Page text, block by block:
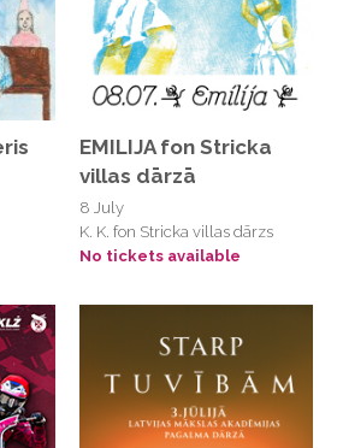
luteriskā baznīca
luteriskā baznīca
"Berģi"
“Siguldas devons"
"Wiktorija"
"Wiktorija"
Wiktorija
WIKTORIJA
Wiktorija
EMILIJA fon Stricka
villas dārzā
8 July
K. K. fon Stricka villas dārzs
No tickets available